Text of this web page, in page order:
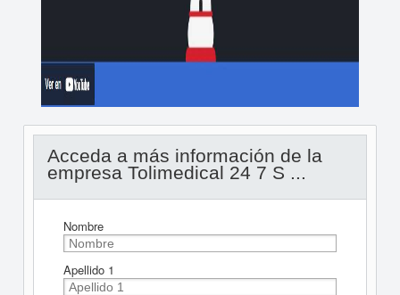
Acceda a más información de la
empresa Tolimedical 24 7 S ...
Nombre
Apellido 1